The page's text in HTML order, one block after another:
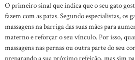
O primeiro sinal que indica que o seu gato
fazem com as patas. Segundo especialistas, os
massagens na barriga das suas mães para
materno e reforçar o seu vínculo. Por isso,
massagens nas pernas ou outra parte do seu